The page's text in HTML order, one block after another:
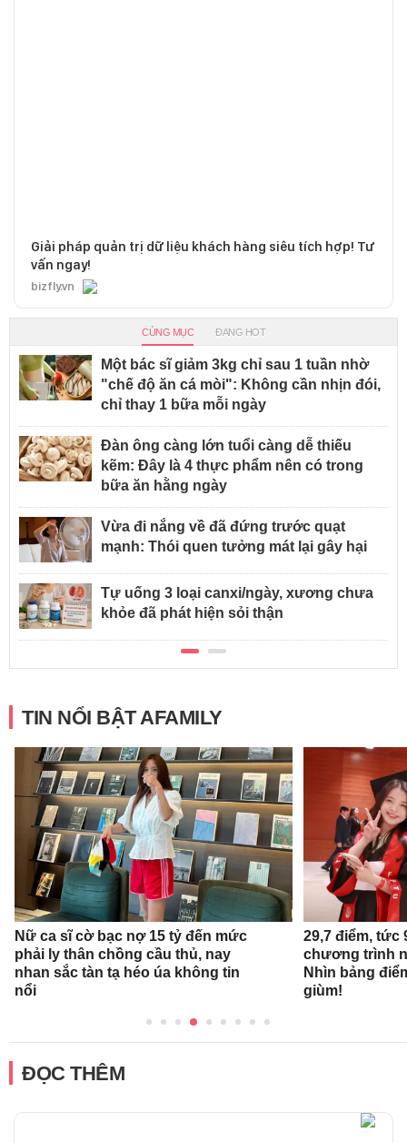
Giải pháp quản trị dữ liệu khách hàng siêu tích hợp! Tư
vấn ngay!
bizfly.vn
CÙNG MỤC ĐANG HOT
Một bác sĩ giảm 3kg chỉ sau 1 tuần nhờ
"chế độ ăn cá mòi": Không cần nhịn đói,
chỉ thay 1 bữa mỗi ngày
Đàn ông càng lớn tuổi càng dễ thiếu
kẽm: Đây là 4 thực phẩm nên có trong
bữa ăn hằng ngày
Vừa đi nắng về đã đứng trước quạt
mạnh: Thói quen tưởng mát lại gây hại
Tự uống 3 loại canxi/ngày, xương chưa
khỏe đã phát hiện sỏi thận
TIN NỔI BẬT AFAMILY
Nữ ca sĩ cờ bạc nợ 15 tỷ đến mức
phải ly thân chồng cầu thủ, nay
nhan sắc tàn tạ héo úa không tin
nổi
29,7 điểm, tức
chương trình
Nhìn bảng
giùm!
ĐỌC THÊM